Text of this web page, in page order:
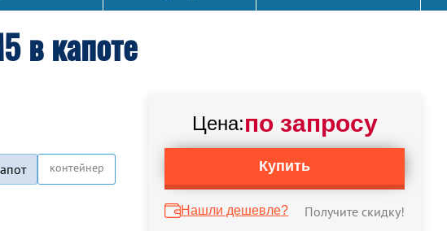
в капоте
Цена:по запросу
Купить
Нашли дешевле? Получите скидку!
контейнер